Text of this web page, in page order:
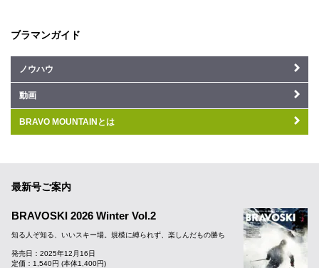
ブラマンガイド
ノウハウ
動画
BRAVO MOUNTAINとは
最新号ご案内
BRAVOSKI 2026 Winter Vol.2
知る人ぞ知る、いいスキー場。規模に縛られず、楽しんだもの勝ち
発売日：2025年12月16日
定価：1,540円 (本体1,400円)